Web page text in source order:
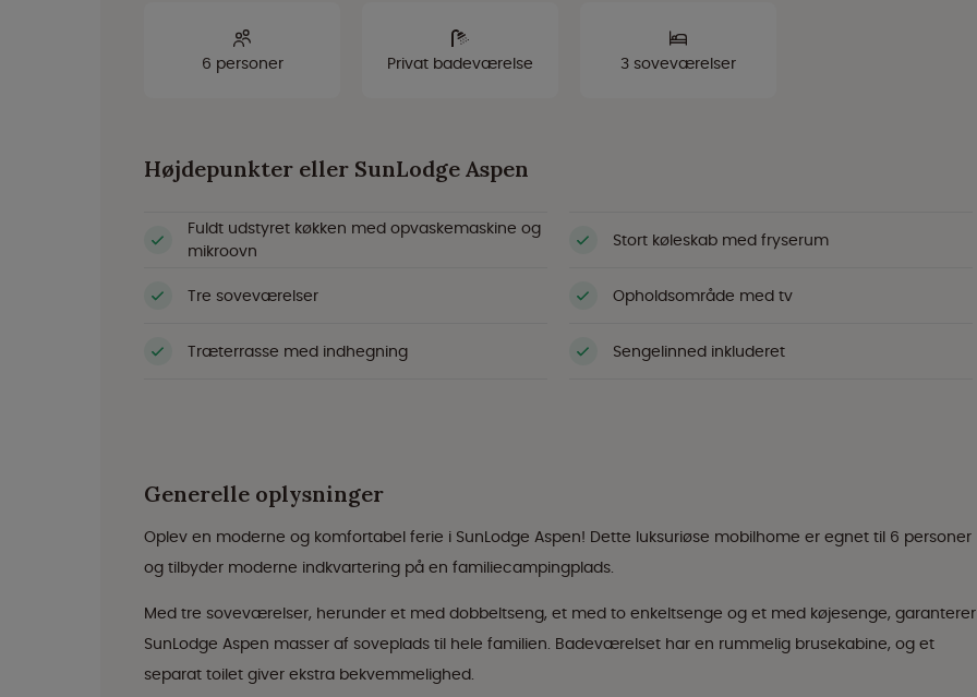
6 personer Privat badeværelse 3 soveværelser
Højdepunkter eller SunLodge Aspen
Fuldt udstyret køkken med opvaskemaskine og
mikroovn
Stort køleskab med fryserum
Tre soveværelser Opholdsområde med tv
Træterrasse med indhegning Sengelinned inkluderet
Generelle oplysninger
Oplev en moderne og komfortabel ferie i SunLodge Aspen! Dette luksuriøse mobilhome er egnet til 6 personer
og tilbyder moderne indkvartering på en familiecampingplads.
Med tre soveværelser, herunder et med dobbeltseng, et med to enkeltsenge og et med køjesenge, garanterer
SunLodge Aspen masser af soveplads til hele familien. Badeværelset har en rummelig brusekabine, og et
separat toilet giver ekstra bekvemmelighed.